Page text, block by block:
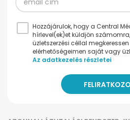
Hozzájárulok, hogy a Central
hírlevel(ek)et küldjön
üzletszerzési céllal
elérhetőségeimen saját vagy
Az adatkezelés részletei